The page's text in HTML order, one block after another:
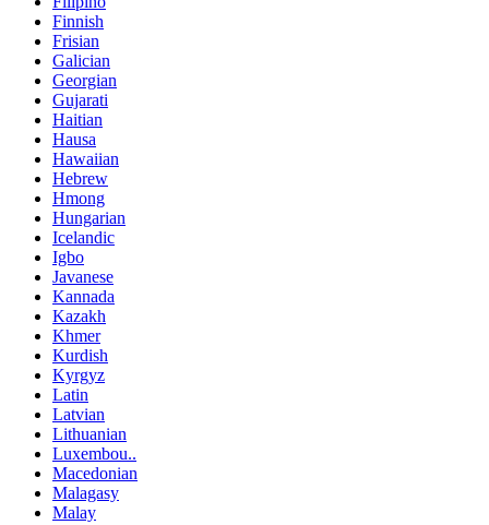
Finnish
Frisian
Galician
Georgian
Gujarati
Haitian
Hausa
Hawaiian
Hebrew
Hmong
Hungarian
Icelandic
Igbo
Javanese
Kannada
Kazakh
Khmer
Kurdish
Kyrgyz
Latin
Latvian
Lithuanian
Luxembou..
Macedonian
Malagasy
Malay